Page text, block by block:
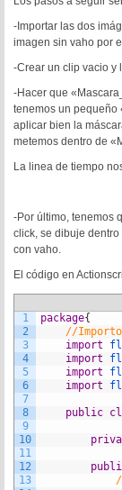
-Importar las dos
imagen sin vaho por
-Crear un clip vacio y
-Hacer que
tenemos un pequeño
aplicar bien la
metemos dentro de
La linea de tiempo
-Por último, tenemos
click, se dibuje
con vaho.
El código en
1
2
3
4
5
6
7
8
9
10
11
12
13
package{
//
import
import
import
import
public